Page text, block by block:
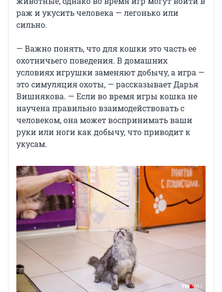
раж и укусить человека — легонько или
сильно.
— Важно понять, что для кошки это часть ее
охотничьего поведения. В домашних
условиях игрушки заменяют добычу, а игра —
это симуляция охоты, — рассказывает Дарья
Вишнякова. — Если во время игры кошка не
научена правильно взаимодействовать с
человеком, она может воспринимать ваши
руки или ноги как добычу, что приводит к
укусам.